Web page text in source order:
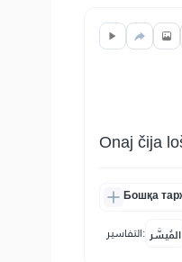
Onaj čija
Бошқа
التفاسير: المُيسَّر